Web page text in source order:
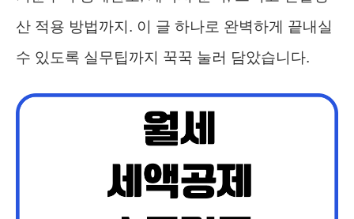
산 적용 방법까지. 이 글 하나로 완벽하게 끝내실
수 있도록 실무팁까지 꾹꾹 눌러 담았습니다.